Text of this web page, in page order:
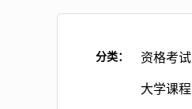
分类： 资格考试
大学课程